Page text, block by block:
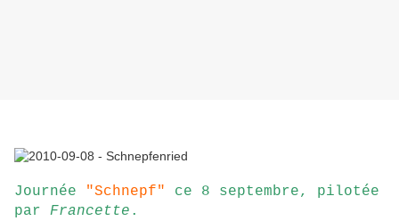
Journée "Schnepf"
ce 8 septembre, pilotée
par Francette .